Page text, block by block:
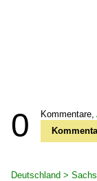
0 Kommentare,
Deutschland >